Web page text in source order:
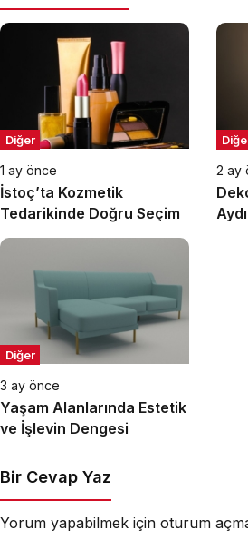
Diğer
1 ay önce
İstoç’ta Kozmetik
Tedarikinde Doğru Seçim
2 ay
Diğer
3 ay önce
Yaşam Alanlarında Estetik
ve İşlevin Dengesi
Bir Cevap Yaz
Yorum yapabilmek için oturum